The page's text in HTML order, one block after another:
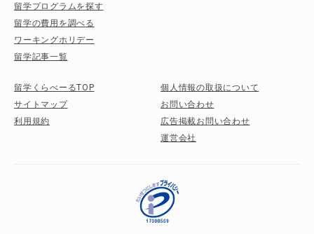
留学プログラムを探す
留学の費用を調べる
ワーキングホリデー
留学記事一覧
留学くらべーるTOP
サイトマップ
利用規約
個人情報の取扱について
お問い合わせ
広告掲載お問い合わせ
運営会社